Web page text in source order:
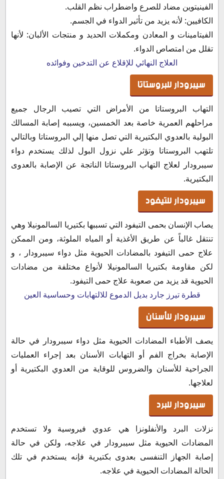
الفينيتوين مضاد للصرع واضطراب نظم القلب.
الكافيين: لأنه يزيد من تأثير الدواء في الجسم.
الفيتامينات و المعادن ومكملات الحديد و منتجات الألبان: لأنها
تقلل من امتصاص الدواء.
العلاج النهائي للإقلاع عن التدخين وفوائده
سيبرودار للبروستاتا
التهاب البروستاتا من الأمراض التي تصيب الرجال جميع
مراحلهم العمرية خاصة بعد الخمسين، ويسببه إصابة المسالك
البولية بالعدوي البكتيرية التي تصل منها إلي البروستاتا وبالتالي
تلتهب البروستاتا وتؤثر علي نزول البول لذلك يستخدم دواء
سيبرودار لعلاج التهاب البروستاتا الناتجة عن الإصابة بالعدوى
البكتيرية.
سيبرودار للتيفود
يصاب الإنسان بحمى التيفود التي تسببها بكتيريا السالمونيلا وهي
تنتقل غالباً عن طريق الأغذية أو المياه الملوثة، ومن الممكن
علاج حمى التيفود بالمضادات الحيوية مثل دواء سيبرودار ، و
لكن مقاومة بكتيريا السالمونيلا لأنواع مختلفة من مضادات
الحيوية قد يزيد من صعوبة علاج حمى التيفود.
قطرة تيرز جارد بديل الدموع للالتهابات وحساسية العين
سيبرودار للأسنان
يصف الأطباء المضادات الحيوية مثل دواء سيبرودار في حالة
الإصابة بخراج الفم أو التهابات الأسنان بعد إجراء العمليات
الجراحية للأسنان والضروس للوقاية من العدوي البكتيرية أو
لعلاجها.
سيبرودار للبرد
نزلات البرد والأنفلونزا هي عدوي فيروسية ولا تستخدم
المضادات الحيوية مثل سيبرودار في علاجه، ولكن في حالة
إصابة الجهاز التنفسى بعدوى بكتيرية فإنه يستخدم في تلك
الحالة المضادات الحيوية في علاجه.